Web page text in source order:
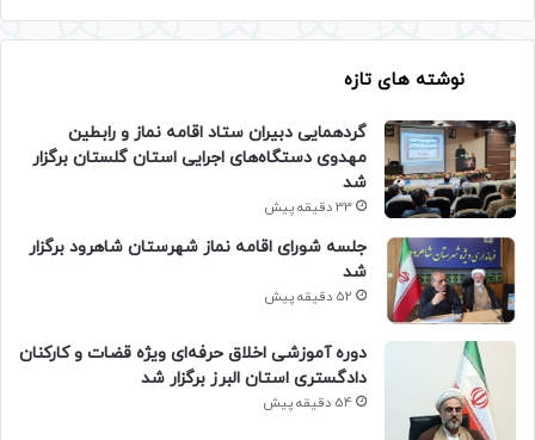
نوشته های تازه
گردهمایی دبیران ستاد اقامه نماز و رابطین
مهدوی دستگاه‌های اجرایی استان گلستان برگزار
شد
33 دقیقه پیش
جلسه شورای اقامه نماز شهرستان شاهرود برگزار
شد
52 دقیقه پیش
دوره آموزشی اخلاق حرفه‌ای ویژه قضات و کارکنان
دادگستری استان البرز برگزار شد
54 دقیقه پیش